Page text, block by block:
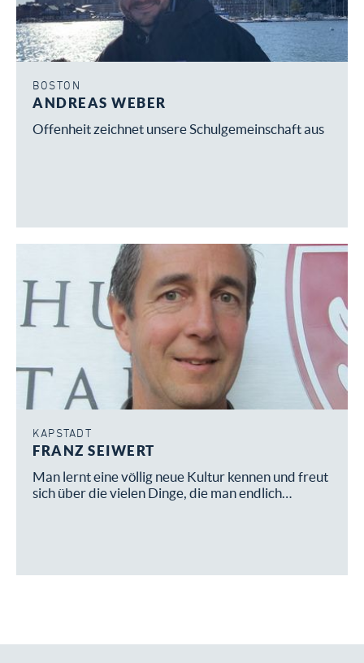
BOSTON
ANDREAS WEBER
Offenheit zeichnet unsere Schulgemeinschaft aus
KAPSTADT
FRANZ SEIWERT
Man lernt eine völlig neue Kultur kennen und freut
sich über die vielen Dinge, die man endlich…